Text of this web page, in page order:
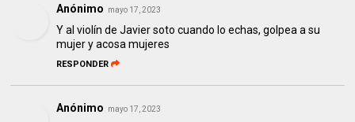
Anónimo mayo 17, 2023
Y al violín de Javier soto cuando lo echas, golpea a su
mujer y acosa mujeres
RESPONDER
Anónimo mayo 17, 2023